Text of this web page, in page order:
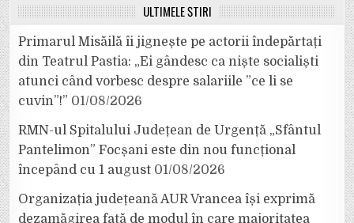
ULTIMELE ȘTIRI
Primarul Misăilă îi jignește pe actorii îndepărtați
din Teatrul Pastia: „Ei gândesc ca niște socialiști
atunci când vorbesc despre salariile ”ce li se
cuvin”!” 01/08/2026
RMN-ul Spitalului Județean de Urgență „Sfântul
Pantelimon” Focșani este din nou funcțional
începând cu 1 august 01/08/2026
Organizația județeană AUR Vrancea își exprimă
dezamăgirea față de modul în care majoritatea